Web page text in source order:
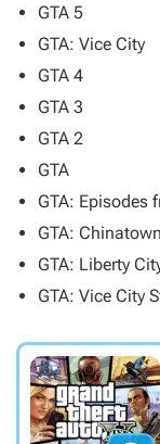
GTA 5
GTA: Vice City
GTA 4
GTA 3
GTA 2
GTA
GTA: Episodes
GTA:
GTA: Liberty
GTA: Vice City